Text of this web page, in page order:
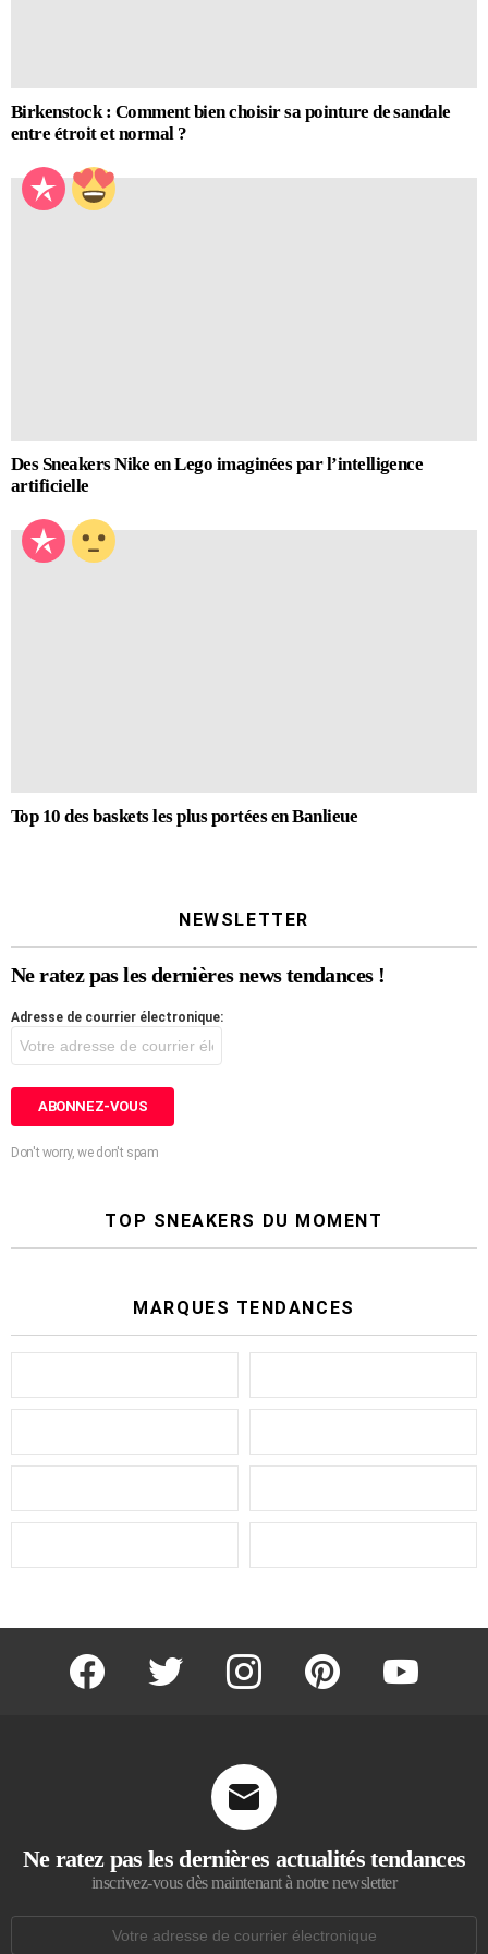
Birkenstock : Comment bien choisir sa pointure de sandale
entre étroit et normal ?
Des Sneakers Nike en Lego imaginées par l’intelligence
artificielle
Top 10 des baskets les plus portées en Banlieue
NEWSLETTER
Ne ratez pas les dernières news tendances !
Adresse de courrier électronique:
Don't worry, we don't spam
TOP SNEAKERS DU MOMENT
MARQUES TENDANCES
facebook twitter instagram pinterest
Ne ratez pas les dernières actualités tendances
inscrivez-vous dès maintenant à notre newsletter